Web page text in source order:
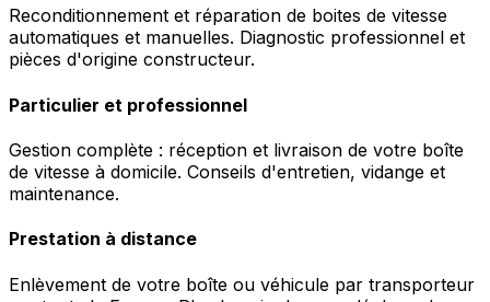
Reconditionnement et réparation de boites de vitesse
automatiques et manuelles. Diagnostic professionnel et
pièces d'origine constructeur.
Particulier et professionnel
Gestion complète : réception et livraison de votre boîte
de vitesse à domicile. Conseils d'entretien, vidange et
maintenance.
Prestation à distance
Enlèvement de votre boîte ou véhicule par transporteur